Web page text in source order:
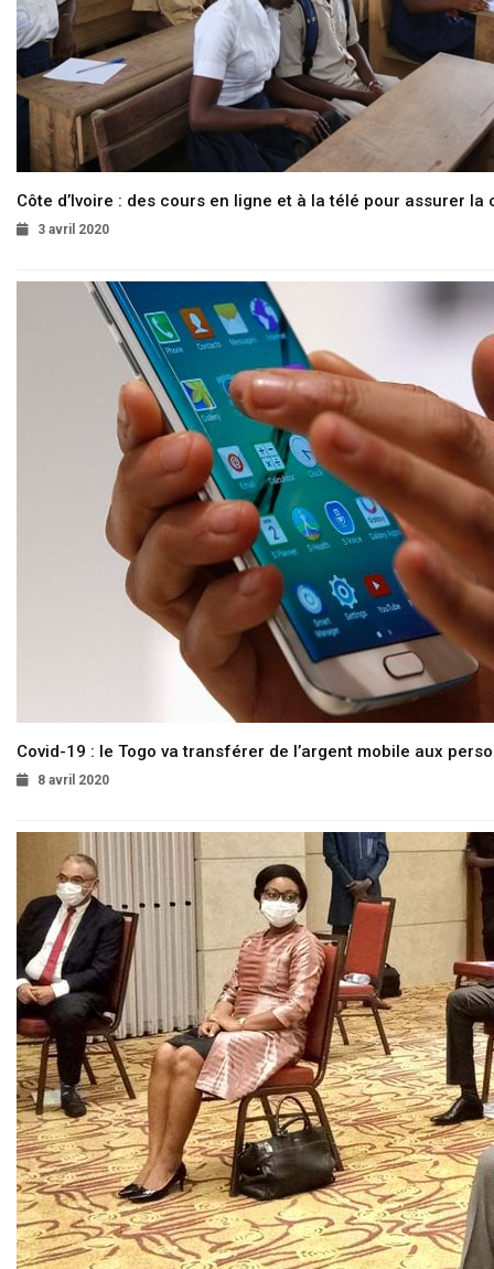
Côte d’Ivoire : des cours en ligne et à la télé pour assurer la
3 avril 2020
Covid-19 : le Togo va transférer de l’argent mobile aux
8 avril 2020